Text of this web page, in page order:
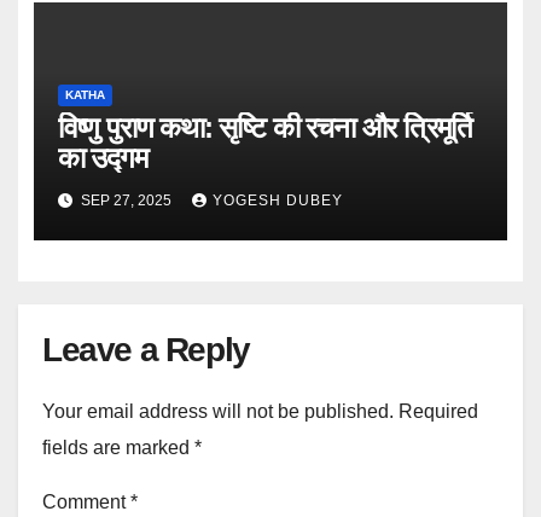
KATHA
विष्णु पुराण कथा: सृष्टि की रचना और त्रिमूर्ति
का उद्गम
SEP 27, 2025 YOGESH DUBEY
Leave a Reply
Your email address will not be published. Required
fields are marked *
Comment*